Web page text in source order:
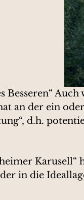
Besseren“
an der ein
d.h.
in die